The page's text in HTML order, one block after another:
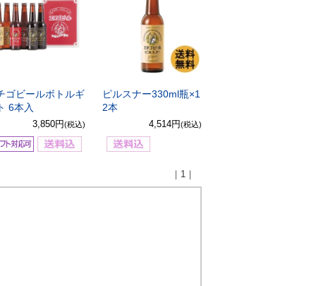
ゴビールボトルギ
6本入
3,850円(税込)
ピルスナー330ml瓶×1
2本
4,514円(税込)
｜1｜